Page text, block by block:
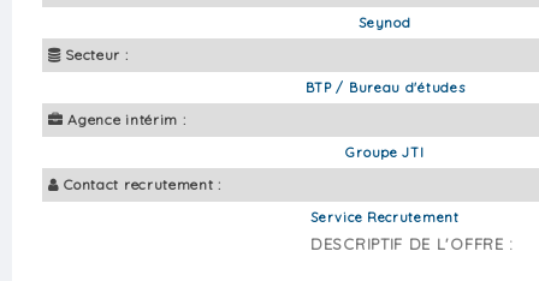
Seynod
Secteur :
BTP / Bureau d'études
Agence intérim :
Groupe JTI
Contact recrutement :
Service Recrutement
DESCRIPTIF DE L'OFFRE :